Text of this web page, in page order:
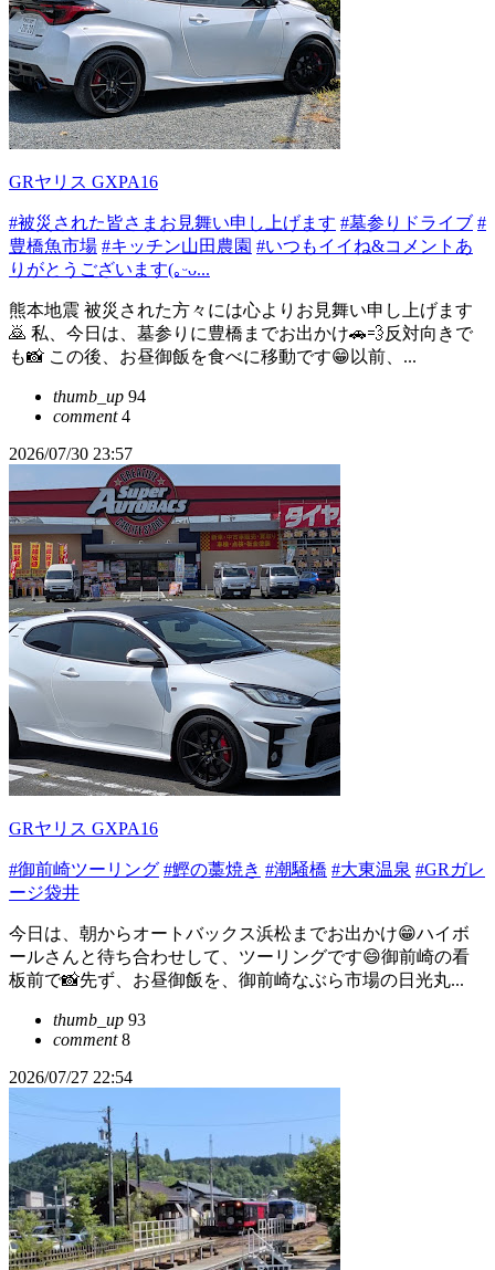
GRヤリス GXPA16
#被災された皆さまお見舞い申し上げます #墓参りドライブ #
豊橋魚市場 #キッチン山田農園 #いつもイイね&コメントあ
りがとうございます(｡ᵕᴗ...
熊本地震 被災された方々には心よりお見舞い申し上げます
🙇 私、今日は、墓参りに豊橋までお出かけ🚗💨反対向きで
も📸 この後、お昼御飯を食べに移動です😁以前、...
thumb_up 94
comment4
2026/07/30 23:57
GRヤリス GXPA16
#御前崎ツーリング #鰹の藁焼き #潮騒橋 #大東温泉 #GRガレ
ージ袋井
今日は、朝からオートバックス浜松までお出かけ😁ハイボ
ールさんと待ち合わせして、ツーリングです😄御前崎の看
板前で📸先ず、お昼御飯を、御前崎なぶら市場の日光丸...
thumb_up 93
comment8
2026/07/27 22:54